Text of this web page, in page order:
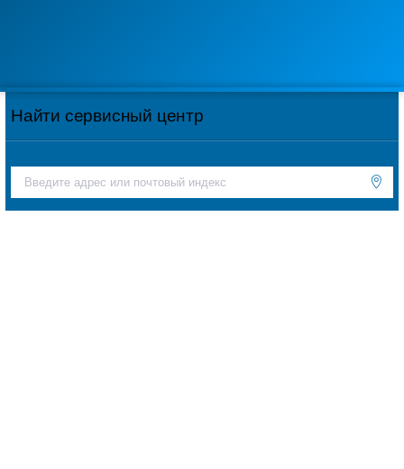
Найти сервисный центр